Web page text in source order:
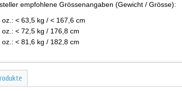
empfohlene Grössenangaben (Gewicht / Grösse):
oz.: < 63,5 kg / < 167,6 cm
oz.: < 72,5 kg / 176,8 cm
oz.: < 81,6 kg / 182,8 cm